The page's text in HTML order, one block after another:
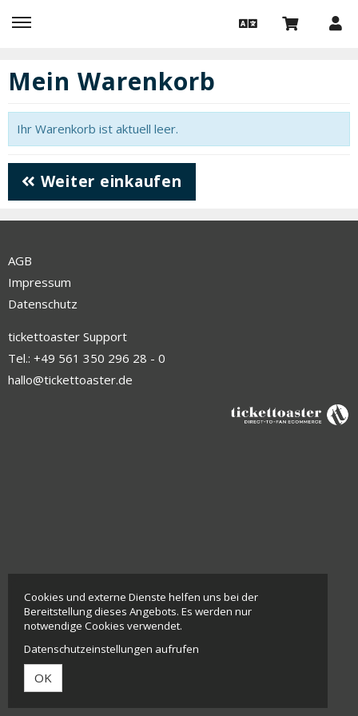
Mein Warenkorb
Ihr Warenkorb ist aktuell leer.
Weiter einkaufen
AGB
Impressum
Datenschutz
tickettoaster Support
Tel.: +49 561 350 296 28 - 0
hallo@tickettoaster.de
Cookies und externe Dienste helfen uns bei der
Bereitstellung dieses Angebots. Es werden nur
notwendige Cookies verwendet.
Datenschutzeinstellungen aufrufen
OK